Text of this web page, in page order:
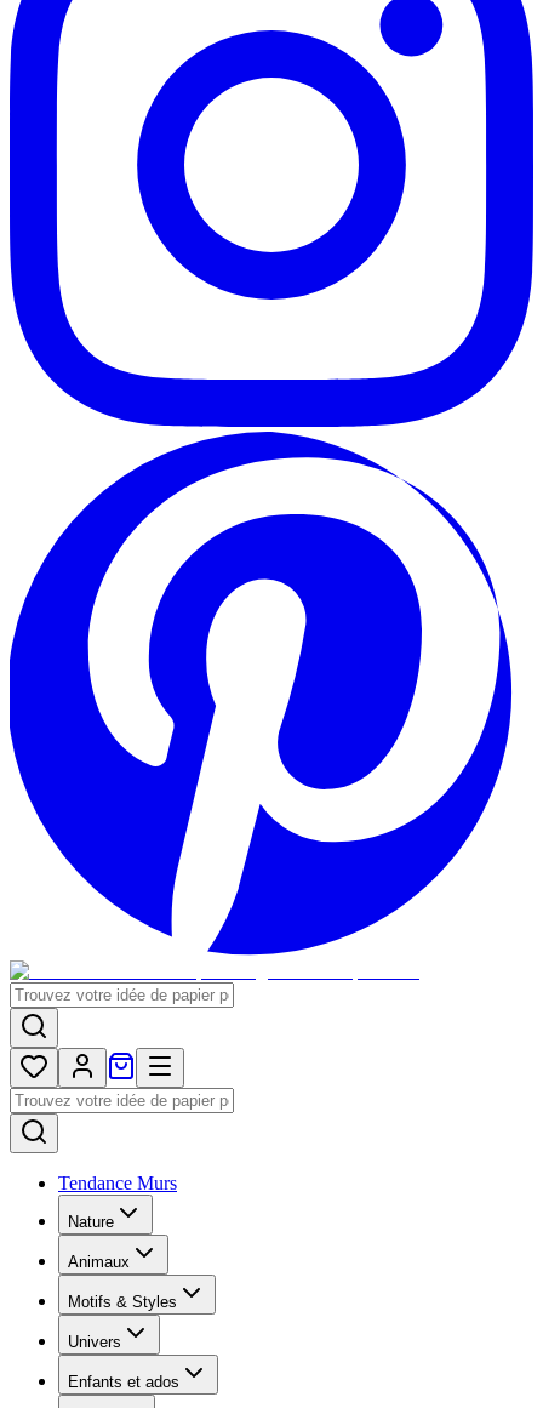
Tendance Murs
Nature
Animaux
Motifs & Styles
Univers
Enfants et ados